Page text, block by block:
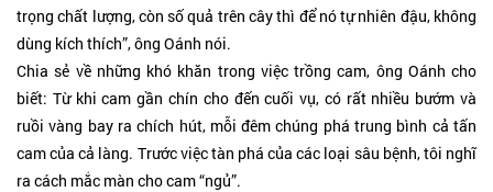
trọng chất lượng, còn số quả trên cây thì để nó tự nhiên đậu, không
dùng kích thích”, ông Oánh nói.
Chia sẻ về những khó khăn trong việc trồng cam, ông Oánh cho
biết: Từ khi cam gần chín cho đến cuối vụ, có rất nhiều bướm và
ruồi vàng bay ra chích hút, mỗi đêm chúng phá trung bình cả tấn
cam của cả làng. Trước việc tàn phá của các loại sâu bệnh, tôi nghĩ
ra cách mắc màn cho cam “ngủ”.